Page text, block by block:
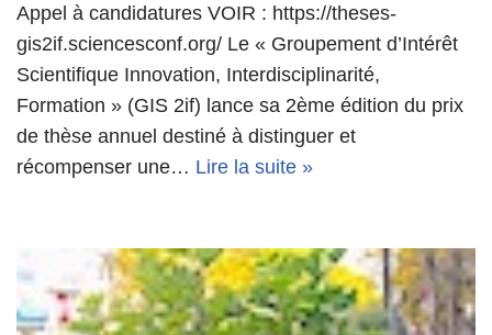
Appel à candidatures VOIR : https://theses-
gis2if.sciencesconf.org/ Le « Groupement d’Intérêt
Scientifique Innovation, Interdisciplinarité,
Formation » (GIS 2if) lance sa 2ème édition du prix
de thèse annuel destiné à distinguer et
récompenser une… Lire la suite »